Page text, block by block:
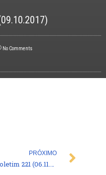
No Comments
PRÓXIMO
Boletim 221 (06.11.2017)